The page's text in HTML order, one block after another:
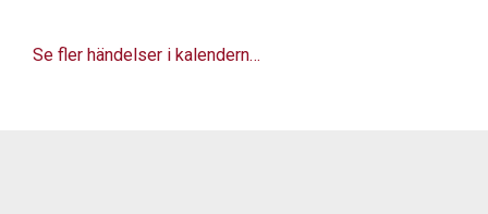
Se fler händelser i kalendern…